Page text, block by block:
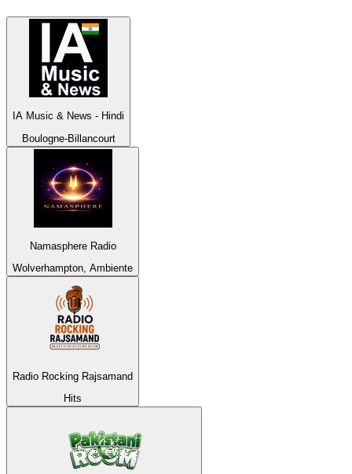
IA Music & News - Hindi
Boulogne-Billancourt
Namasphere Radio
Wolverhampton, Ambiente
Radio Rocking Rajsamand
Hits